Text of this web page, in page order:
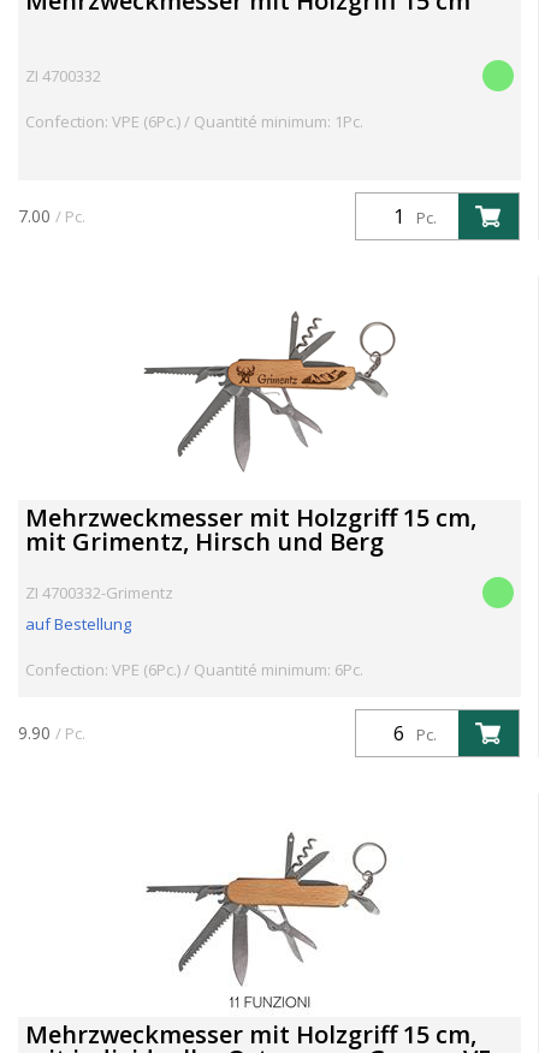
ZI 4700332
Confection: VPE (6Pc.) / Quantité minimum: 1Pc.
Pc.
7.00 / Pc.
Mehrzweckmesser mit Holzgriff 15 cm,
mit Grimentz, Hirsch und Berg
ZI 4700332-Grimentz
auf Bestellung
Confection: VPE (6Pc.) / Quantité minimum: 6Pc.
Pc.
9.90 / Pc.
Mehrzweckmesser mit Holzgriff 15 cm,